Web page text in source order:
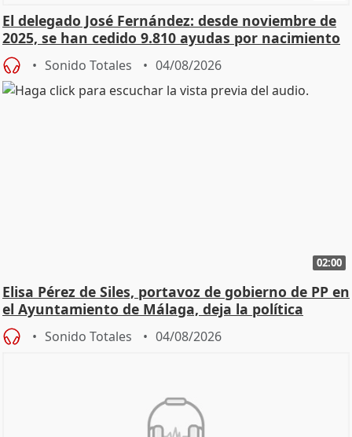
El delegado José Fernández: desde noviembre de
2025, se han cedido 9.810 ayudas por nacimiento
Sonido Totales 04/08/2026
02:00
Elisa Pérez de Siles, portavoz de gobierno de PP en
el Ayuntamiento de Málaga, deja la política
Sonido Totales 04/08/2026